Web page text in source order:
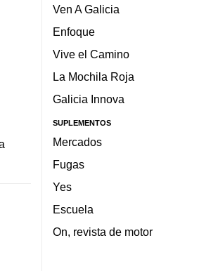
Ven A Galicia
Enfoque
Vive el Camino
La Mochila Roja
Galicia Innova
SUPLEMENTOS
Mercados
Fugas
Yes
Escuela
On, revista de motor